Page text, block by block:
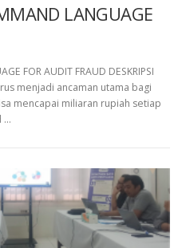
LANGUAGE
FOR AUDIT FRAUD DESKRIPSI
menjadi ancaman utama bagi
mencapai miliaran rupiah setiap
…